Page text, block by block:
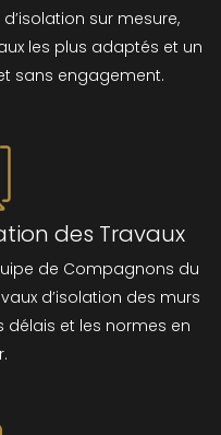
sur mesure,
les plus adaptés et un
sans engagement.
des Travaux
de Compagnons du
d’isolation des murs
délais et les normes en